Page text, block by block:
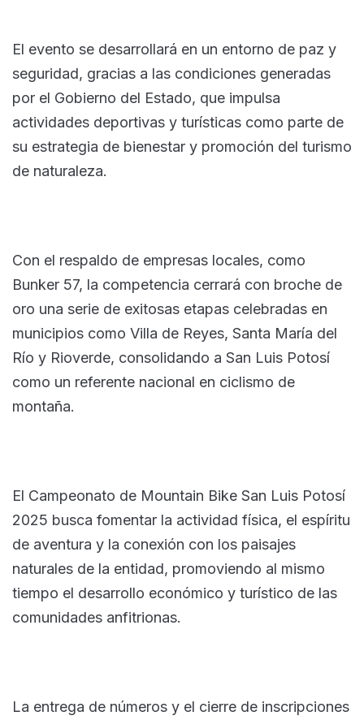
El evento se desarrollará en un entorno de paz y
seguridad, gracias a las condiciones generadas
por el Gobierno del Estado, que impulsa
actividades deportivas y turísticas como parte de
su estrategia de bienestar y promoción del turismo
de naturaleza.
Con el respaldo de empresas locales, como
Bunker 57, la competencia cerrará con broche de
oro una serie de exitosas etapas celebradas en
municipios como Villa de Reyes, Santa María del
Río y Rioverde, consolidando a San Luis Potosí
como un referente nacional en ciclismo de
montaña.
El Campeonato de Mountain Bike San Luis Potosí
2025 busca fomentar la actividad física, el espíritu
de aventura y la conexión con los paisajes
naturales de la entidad, promoviendo al mismo
tiempo el desarrollo económico y turístico de las
comunidades anfitrionas.
La entrega de números y el cierre de inscripciones